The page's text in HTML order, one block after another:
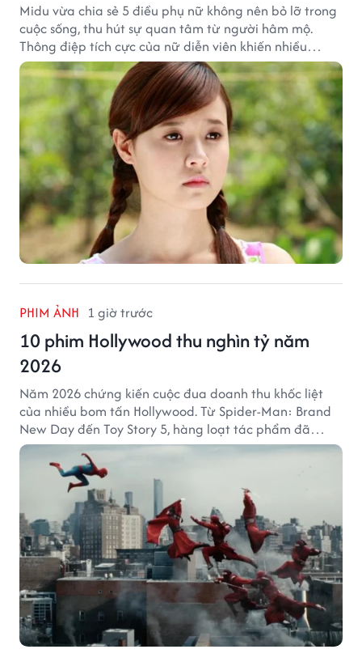
Midu vừa chia sẻ 5 điều phụ nữ không nên bỏ lỡ trong
cuộc sống, thu hút sự quan tâm từ người hâm mộ.
Thông điệp tích cực của nữ diễn viên khiến nhiều
người đồng cảm khi nhìn lại hành trình sự nghiệp và
hạnh phúc hiện tại của cô.
PHIM ẢNH 1 giờ trước
10 phim Hollywood thu nghìn tỷ năm
2026
Năm 2026 chứng kiến cuộc đua doanh thu khốc liệt
của nhiều bom tấn Hollywood. Từ Spider-Man: Brand
New Day đến Toy Story 5, hàng loạt tác phẩm đã
mang về hàng chục nghìn tỷ đồng và tạo nên những
cột mốc đáng nhớ tại phòng vé toàn cầu.